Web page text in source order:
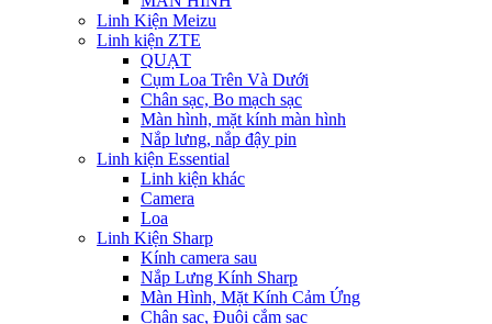
Linh Kiện Meizu
Linh kiện ZTE
QUẠT
Cụm Loa Trên Và Dưới
Chân sạc, Bo mạch sạc
Màn hình, mặt kính màn hình
Nắp lưng, nắp đậy pin
Linh kiện Essential
Linh kiện khác
Camera
Loa
Linh Kiện Sharp
Kính camera sau
Nắp Lưng Kính Sharp
Màn Hình, Mặt Kính Cảm Ứng
Chân sạc, Đuôi cắm sạc